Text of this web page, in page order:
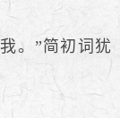
。”简初词犹